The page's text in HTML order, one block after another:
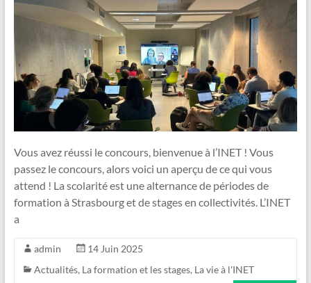
Vous avez réussi le concours, bienvenue à l’INET ! Vous
passez le concours, alors voici un aperçu de ce qui vous
attend ! La scolarité est une alternance de périodes de
formation à Strasbourg et de stages en collectivités. L’INET
a
admin
14 Juin 2025
Actualités, La formation et les stages, La vie à l'INET